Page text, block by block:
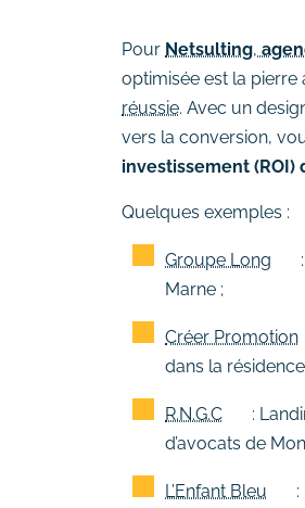
Pour Netsulting,
optimisée est la pierre
réussie. Avec un
vers la conversion,
investissement (ROI)
Quelques exemples :
Groupe Long
Marne ;
Créer Promotion
dans la
R.N.G.C
:
d’avocats de
L’Enfant Bleu